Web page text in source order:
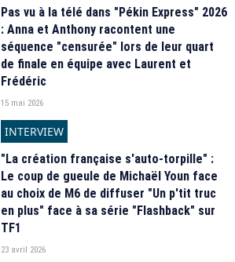
Pas vu à la télé dans "Pékin Express" 2026
: Anna et Anthony racontent une
séquence "censurée" lors de leur quart
de finale en équipe avec Laurent et
Frédéric
15 mai 2026
INTERVIEW
"La création française s'auto-torpille" :
Le coup de gueule de Michaël Youn face
au choix de M6 de diffuser "Un p'tit truc
en plus" face à sa série "Flashback" sur
TF1
23 avril 2026